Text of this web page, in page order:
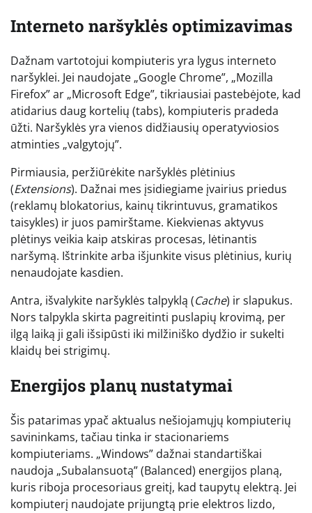
Interneto naršyklės optimizavimas
Dažnam vartotojui kompiuteris yra lygus interneto
naršyklei. Jei naudojate „Google Chrome”, „Mozilla
Firefox” ar „Microsoft Edge”, tikriausiai pastebėjote, kad
atidarius daug kortelių (tabs), kompiuteris pradeda
ūžti. Naršyklės yra vienos didžiausių operatyviosios
atminties „valgytojų”.
Pirmiausia, peržiūrėkite naršyklės plėtinius
(Extensions). Dažnai mes įsidiegiame įvairius priedus
(reklamų blokatorius, kainų tikrintuvus, gramatikos
taisykles) ir juos pamirštame. Kiekvienas aktyvus
plėtinys veikia kaip atskiras procesas, lėtinantis
naršymą. Ištrinkite arba išjunkite visus plėtinius, kurių
nenaudojate kasdien.
Antra, išvalykite naršyklės talpyklą (Cache) ir slapukus.
Nors talpykla skirta pagreitinti puslapių krovimą, per
ilgą laiką ji gali išsipūsti iki milžiniško dydžio ir sukelti
klaidų bei strigimų.
Energijos planų nustatymai
Šis patarimas ypač aktualus nešiojamųjų kompiuterių
savininkams, tačiau tinka ir stacionariems
kompiuteriams. „Windows” dažnai standartiškai
naudoja „Subalansuotą” (Balanced) energijos planą,
kuris riboja procesoriaus greitį, kad taupytų elektrą. Jei
kompiuterį naudojate prijungtą prie elektros lizdo,